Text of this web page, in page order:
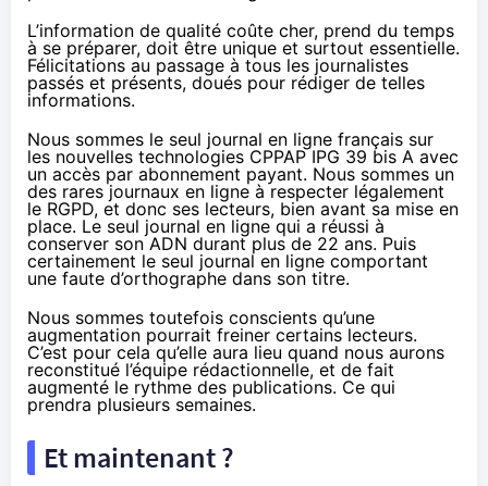
L’information de qualité coûte cher, prend du temps
à se préparer, doit être unique et surtout essentielle.
Félicitations au passage à tous les journalistes
passés et présents, doués pour rédiger de telles
informations.
Nous sommes le seul journal en ligne français sur
les nouvelles technologies CPPAP IPG 39 bis A avec
un accès par abonnement payant. Nous sommes un
des rares journaux en ligne à respecter légalement
le RGPD, et donc ses lecteurs, bien avant sa mise en
place. Le seul journal en ligne qui a réussi à
conserver son ADN durant plus de 22 ans. Puis
certainement le seul journal en ligne comportant
une faute d’orthographe dans son titre.
Nous sommes toutefois conscients qu’une
augmentation pourrait freiner certains lecteurs.
C’est pour cela qu’elle aura lieu quand nous aurons
reconstitué l’équipe rédactionnelle, et de fait
augmenté le rythme des publications. Ce qui
prendra plusieurs semaines.
Et maintenant ?